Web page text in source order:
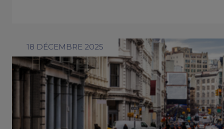
18 DÉCEMBRE 2025